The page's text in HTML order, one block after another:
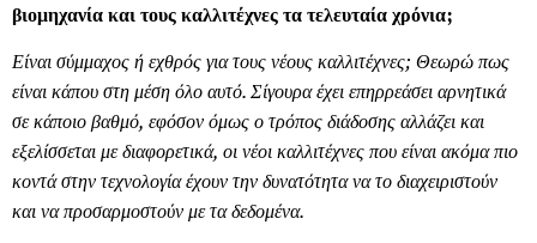
βιομηχανία και τους καλλιτέχνες τα τελευταία χρόνια;
Είναι σύμμαχος ή εχθρός για τους νέους καλλιτέχνες; Θεωρώ πως
είναι κάπου στη μέση όλο αυτό. Σίγουρα έχει επηρρεάσει αρνητικά
σε κάποιο βαθμό, εφόσον όμως ο τρόπος διάδοσης αλλάζει και
εξελίσσεται με διαφορετικά, οι νέοι καλλιτέχνες που είναι ακόμα πιο
κοντά στην τεχνολογία έχουν την δυνατότητα να το διαχειριστούν
και να προσαρμοστούν με τα δεδομένα.